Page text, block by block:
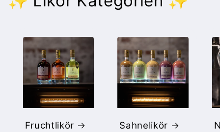
Fruchtlikör Sahnelikör